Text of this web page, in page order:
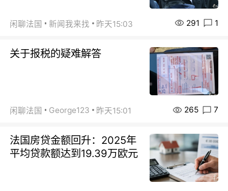
闲聊法国 新闻我来找 昨天15:03 291 1
关于报税的疑难解答
闲聊法国 George123 昨天15:01 265 7
法国房贷金额回升：2025年
平均贷款额达到19.39万欧元